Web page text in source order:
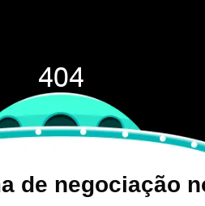
de negociação